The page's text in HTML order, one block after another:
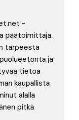
-
päätoimittaja.
tarpeesta
ja
tietoa
kaupallista
alalla
pitkä